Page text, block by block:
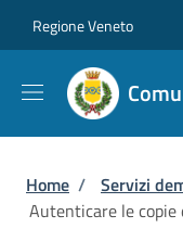
Regione Veneto
Briciole di
Home / Servizi
Autenticare le copie